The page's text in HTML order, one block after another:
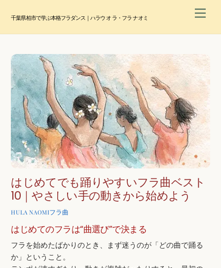
千葉県柏市で学ぶ本格フラダンス｜ハラウ オ ラ・フラ ナオミ
はじめてでも踊りやすいフラ曲ベスト
10｜やさしい手の動きから始めよう
HULA NAOMIフラ曲
はじめてのフラは“曲選び”で決まる
フラを始めたばかりのとき、まず迷うのが「どの曲で踊る
か」ということ。